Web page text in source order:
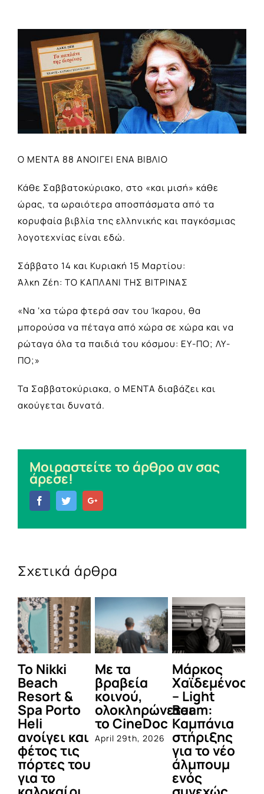
Larger
Image
Ο ΜΕΝΤΑ 88 ΑΝΟΙΓΕΙ ΕΝΑ ΒΙΒΛΙΟ
Κάθε Σαββατοκύριακο, στο «και μισή» κάθε
ώρας, τα ωραιότερα αποσπάσματα από τα
κορυφαία βιβλία της ελληνικής και παγκόσμιας
λογοτεχνίας είναι εδώ.
Σάββατο 14 και Κυριακή 15 Μαρτίου:
Άλκη Ζέη: ΤΟ ΚΑΠΛΑΝΙ ΤΗΣ ΒΙΤΡΙΝΑΣ
«Να ‘χα τώρα φτερά σαν του Ίκαρου, θα
μπορούσα να πέταγα από χώρα σε χώρα και να
ρώταγα όλα τα παιδιά του κόσμου: ΕΥ-ΠΟ; ΛΥ-
ΠΟ;»
Τα Σαββατοκύριακα, ο ΜΕΝΤΑ διαβάζει και
ακούγεται δυνατά.
Μοιραστείτε το άρθρο αν σας
άρεσε!
FacebookTwitter
Σχετικά άρθρα
To Nikki
Beach
Resort &
Spa Porto
Heli
ανοίγει και
φέτος τις
πόρτες του
για το
Με τα
βραβεία
κοινού,
ολοκληρώνεται
το CineDoc
April 29th, 2026
Μάρκος
Χαϊδεμένος
– Light
Beam:
Καμπάνια
στήριξης
για το νέο
άλμπουμ
ενός